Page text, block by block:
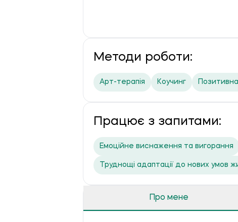
Методи роботи:
Арт-терапія Коучинг
Працює з запитами:
Емоційне виснаження та вигорання
Труднощі адаптації до нових умов
Про мене